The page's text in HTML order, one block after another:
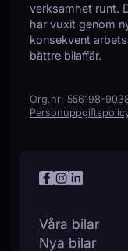
Regnsensor
Servostyrning
Sidoairbags
Sminkspegel
Sportratt
Stöldlarm
Trötthetsvarnare
Uppvärmda spolare
verksamhet runt.
har vuxit genom
konsekvent
bättre bilaffär.
Org.nr: 556198-
Våra bilar
Nya bilar